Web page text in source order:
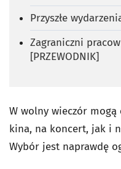
Przyszłe
Zagraniczni
[PRZEWODNIK]
W wolny wieczór
kina, na koncert, jak i
Wybór jest naprawdę